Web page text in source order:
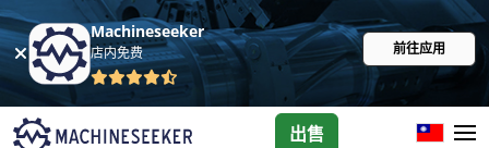
Machineseeker
店内免费 前往应用
出售